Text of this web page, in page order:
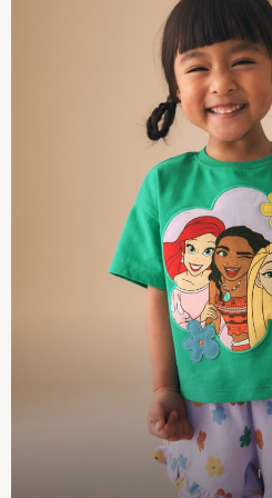
Spiderman
Shop All Clothing
Babygrows & Sleepsuits
Bodysuits & Vests
Coats & Jackets
Joggers
Knitwear
Nightwear & Pyjamas
Schoolwear
Sets & Outfits
Shirts & Polos
Sportswear
Suits & Waistcoats
Sweatshirts & Hoodies